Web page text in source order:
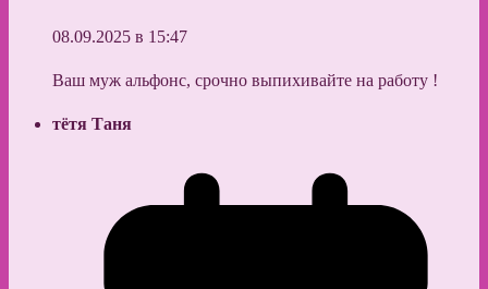
08.09.2025 в 15:47
Ваш муж альфонс, срочно выпихивайте на работу !
тётя Таня